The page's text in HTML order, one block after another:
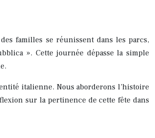
familles se réunissent dans les parcs,
». Cette journée dépasse la simple
italienne. Nous aborderons l’histoire
sur la pertinence de cette fête dans